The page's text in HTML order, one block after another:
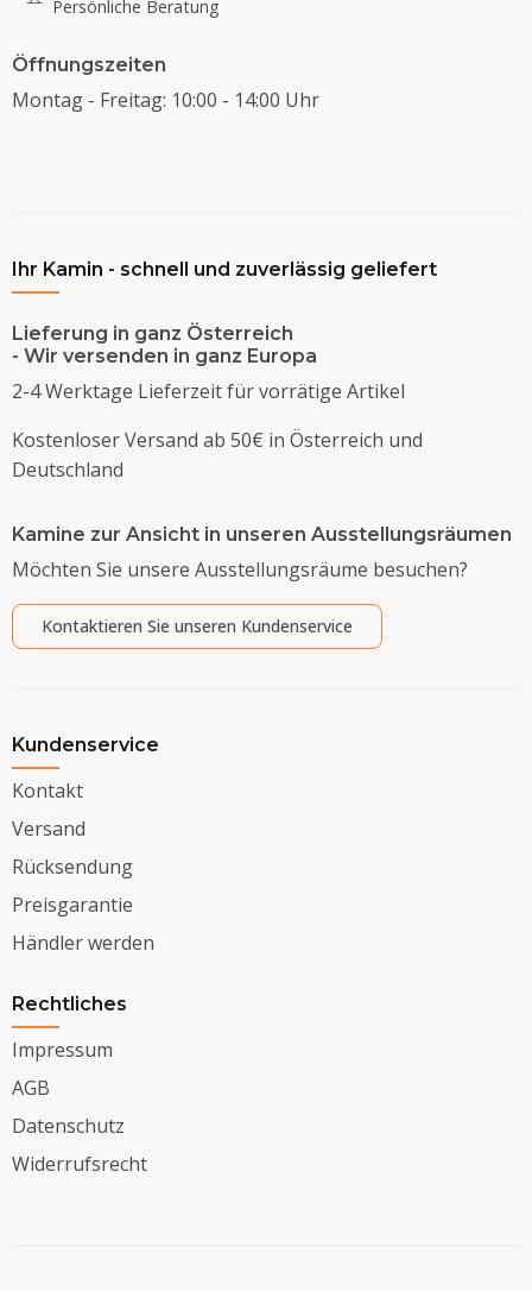
Persönliche Beratung
Öffnungszeiten
Montag - Freitag: 10:00 - 14:00 Uhr
Ihr Kamin - schnell und zuverlässig geliefert
Lieferung in ganz Österreich
- Wir versenden in ganz Europa
2-4 Werktage Lieferzeit für vorrätige Artikel
Kostenloser Versand ab 50€ in Österreich und
Deutschland
Kamine zur Ansicht in unseren Ausstellungsräumen
Möchten Sie unsere Ausstellungsräume besuchen?
Kontaktieren Sie unseren Kundenservice
Kundenservice
Kontakt
Versand
Rücksendung
Preisgarantie
Händler werden
Rechtliches
Impressum
AGB
Datenschutz
Widerrufsrecht